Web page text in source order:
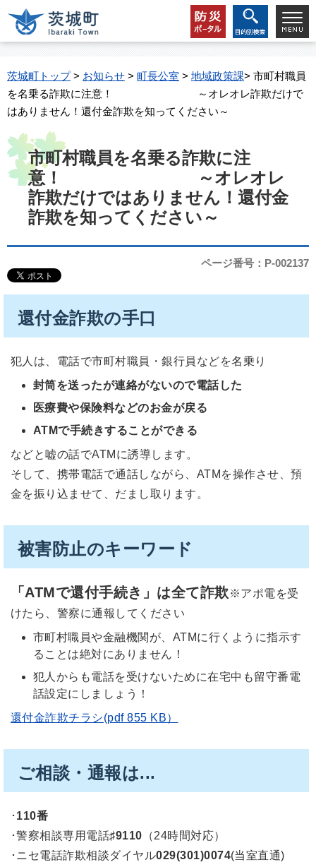
茨城町トップ> お知らせ > 町長公室 > 地域政策課> 市町村職員
を名乗る詐欺に注意！ ～オレオレ詐欺だけで
はありません！還付金詐欺を知ってください～
市町村職員を名乗る詐欺に注
意！ ～オレオレ
詐欺だけではありません！還付金
詐欺を知ってください～
ページ番号：P-002137
還付金詐欺の手口
犯人は、電話で市町村職員・銀行員などを名乗り
封筒を送ったが連絡がないので電話した
医療費や保険料などのお金が戻る
ATMで手続きすることができる
などと嘘の話でATMに誘導します。
そして、携帯電話で通話しながら、ATMを操作させ、預
金を振り込ませて、だまし取ります。
被害防止のキーワード
「ATMで還付手続き」は全て詐欺※アポ電を受
けたら、警察に通報してください
市町村職員や金融機関が、ATMに行くように指示す
ることは絶対にありません！
犯人からも電話を受けないために在宅中も留守番電
話設定にしましょう！
還付金詐欺チラシ(pdf 855 KB）
ご相談・通報は...
･ 110番
･警察相談専用電話♯9110 （24時間対応）
･ニセ電話詐欺相談ダイヤル029(301)0074(当室直通)